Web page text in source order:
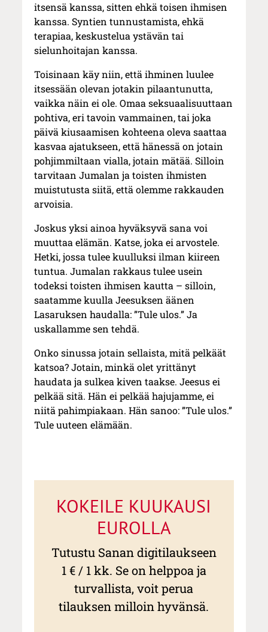
itsensä kanssa, sitten ehkä toisen ihmisen
kanssa. Syntien tunnustamista, ehkä
terapiaa, keskustelua ystävän tai
sielunhoitajan kanssa.
Toisinaan käy niin, että ihminen luulee
itsessään olevan jotakin pilaantunutta,
vaikka näin ei ole. Omaa seksuaalisuuttaan
pohtiva, eri tavoin vammainen, tai joka
päivä kiusaamisen kohteena oleva saattaa
kasvaa ajatukseen, että hänessä on jotain
pohjimmiltaan vialla, jotain mätää. Silloin
tarvitaan Jumalan ja toisten ihmisten
muistutusta siitä, että olemme rakkauden
arvoisia.
Joskus yksi ainoa hyväksyvä sana voi
muuttaa elämän. Katse, joka ei arvostele.
Hetki, jossa tulee kuulluksi ilman kiireen
tuntua. Jumalan rakkaus tulee usein
todeksi toisten ihmisen kautta – silloin,
saatamme kuulla Jeesuksen äänen
Lasaruksen haudalla: ”Tule ulos.” Ja
uskallamme sen tehdä.
Onko sinussa jotain sellaista, mitä pelkäät
katsoa? Jotain, minkä olet yrittänyt
haudata ja sulkea kiven taakse. Jeesus ei
pelkää sitä. Hän ei pelkää hajujamme, ei
niitä pahimpiakaan. Hän sanoo: ”Tule ulos.”
Tule uuteen elämään.
KOKEILE KUUKAUSI
EUROLLA
Tutustu Sanan digitilaukseen
1 € / 1 kk. Se on helppoa ja
turvallista, voit perua
tilauksen milloin hyvänsä.